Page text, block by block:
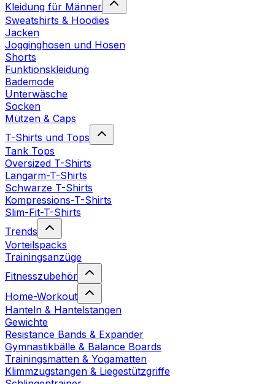
Kleidung für Männer
Sweatshirts & Hoodies
Jacken
Jogginghosen und Hosen
Shorts
Funktionskleidung
Bademode
Unterwäsche
Socken
Mützen & Caps
T-Shirts und Tops
Tank Tops
Oversized T-Shirts
Langarm-T-Shirts
Schwarze T-Shirts
Kompressions-T-Shirts
Slim-Fit-T-Shirts
Trends
Vorteilspacks
Trainingsanzüge
Fitnesszubehör
Home-Workout
Hanteln & Hantelstangen
Gewichte
Resistance Bands & Expander
Gymnastikbälle & Balance Boards
Trainingsmatten & Yogamatten
Klimmzugstangen & Liegestützgriffe